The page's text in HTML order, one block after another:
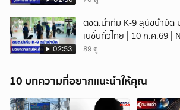
02:53
ตชด.นำทีม K-9 สุนัขบำบัด
เนชั่นทั่วไทย | 10 ก.ค.69 |
89 ดู
10 บทความที่อยากแนะนำให้คุณ